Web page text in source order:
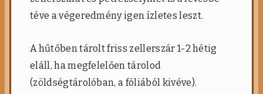
téve a végeredmény igen ízletes leszt.
A hűtőben tárolt friss zellerszár 1-2 hétig
eláll, ha megfelelően tárolod
(zöldségtárolóban, a fóliából kivéve).